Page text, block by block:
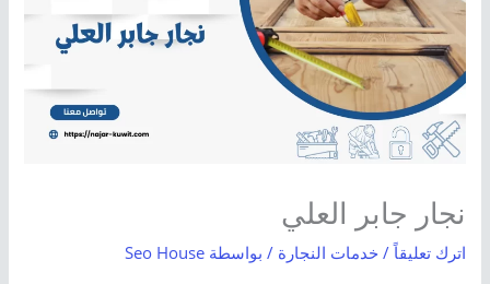
نجار جابر العلي
اترك تعليقاً / خدمات النجارة / بواسطة Seo House